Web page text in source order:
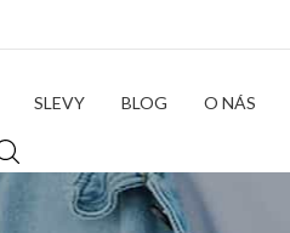
SLEVY BLOG O NÁS